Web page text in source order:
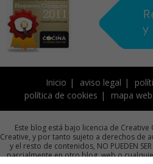
Inicio aviso legal
política de cookies
mapa web
Este blog está bajo licencia de
Creative, y por tanto sujeto a derechos de
y el resto de contenidos, NO PUEDEN
parcialmente en otro blog, web o